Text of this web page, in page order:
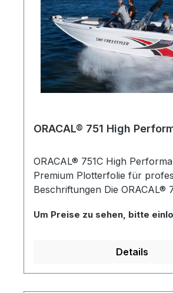
ORACAL® 751 High
ORACAL® 751C High
Premium Plotterfolie für
Beschriftungen Die ORACAL® 751C High
beliebtesten gegossenen
Werbegrafiken,
gegossene, dimensionsstabile
bietet hervorragende
Um Preise zu sehen, bitte
Details